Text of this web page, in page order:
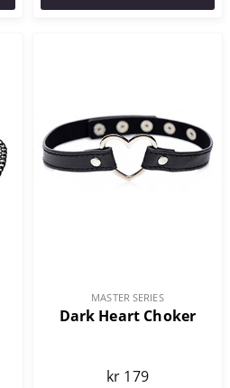
MASTER SERIES
Dark Heart Choker
kr 179